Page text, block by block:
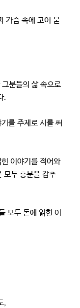
가슴 속에 고이 묻
분들의 삶 속으로
.
를 주제로 시를 써
이야기를 적어와
모두 흥분을 감추
모두 돈에 얽힌 이
,